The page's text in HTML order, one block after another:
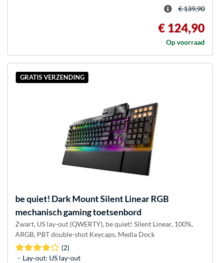
€ 139,90
€ 124,90
Op voorraad
GRATIS VERZENDING
be quiet! Dark Mount Silent Linear RGB
mechanisch gaming toetsenbord
Zwart, US lay-out (QWERTY), be quiet! Silent Linear, 100%,
ARGB, PBT double-shot Keycaps, Media Dock
(2)
Lay-out: US lay-out